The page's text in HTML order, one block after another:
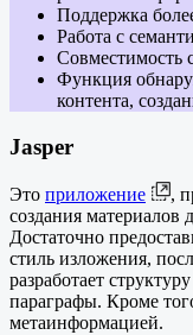
Поддержка
Работа с
Совместимость
Функция
контента,
Jasper
Это приложение
,
создания материалов
Достаточно
стиль изложения,
разработает
параграфы. Кроме
метаинформацией.